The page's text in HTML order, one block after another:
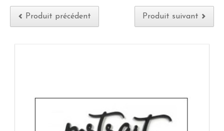
Produit précédent Produit suivant